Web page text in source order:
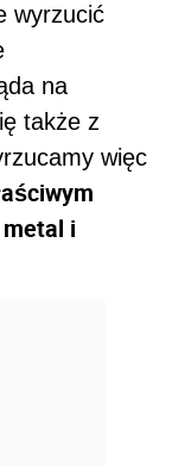
wyrzucić
na
także z
więc
i